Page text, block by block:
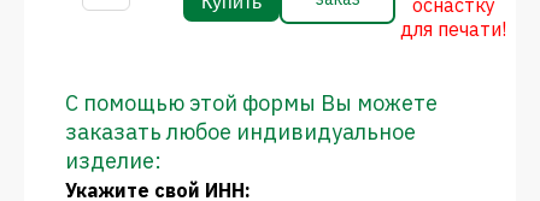
оснастку
для печати!
С помощью этой формы Вы можете
заказать любое индивидуальное
изделие:
Укажите свой ИНН: